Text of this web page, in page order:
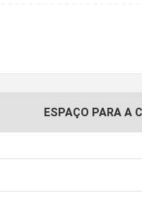
ESPAÇO PARA A